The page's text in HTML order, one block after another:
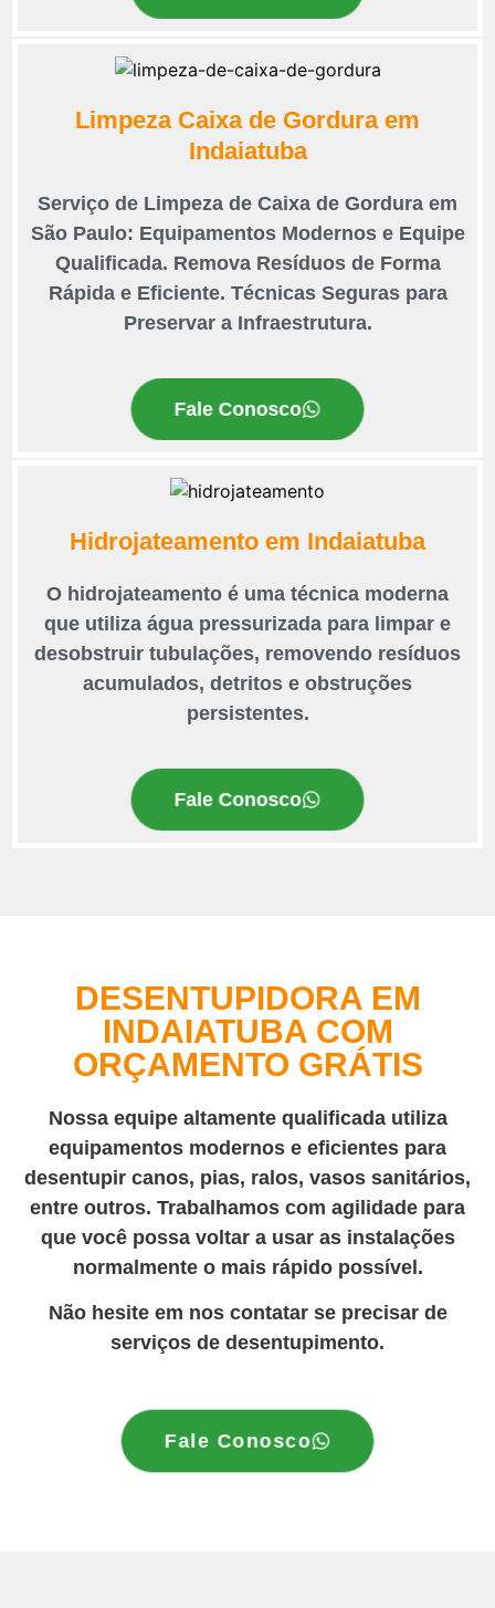
Limpeza Caixa de Gordura em
Indaiatuba
Serviço de Limpeza de Caixa de Gordura em
São Paulo: Equipamentos Modernos e Equipe
Qualificada. Remova Resíduos de Forma
Rápida e Eficiente. Técnicas Seguras para
Preservar a Infraestrutura.
Fale Conosco
Hidrojateamento em Indaiatuba
O hidrojateamento é uma técnica moderna
que utiliza água pressurizada para limpar e
desobstruir tubulações, removendo resíduos
acumulados, detritos e obstruções
persistentes.
Fale Conosco
DESENTUPIDORA EM
INDAIATUBA COM
ORÇAMENTO GRÁTIS
Nossa equipe altamente qualificada utiliza
equipamentos modernos e eficientes para
desentupir canos, pias, ralos, vasos sanitários,
entre outros. Trabalhamos com agilidade para
que você possa voltar a usar as instalações
normalmente o mais rápido possível.
Não hesite em nos contatar se precisar de
serviços de desentupimento.
Fale Conosco